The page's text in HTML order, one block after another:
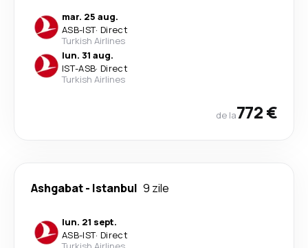
mar. 25 aug.
ASB-IST· Direct
Turkish Airlines
lun. 31 aug.
IST-ASB· Direct
Turkish Airlines
de la772 €
Ashgabat- Istanbul 9 zile
lun. 21 sept.
ASB-IST· Direct